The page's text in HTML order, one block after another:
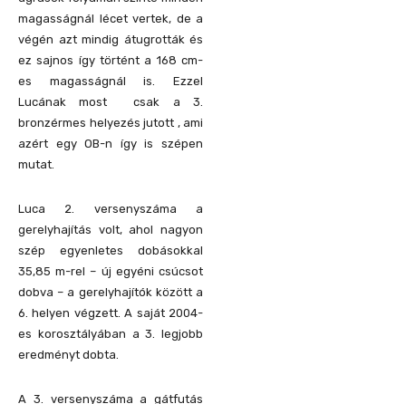
magasságnál lécet vertek, de a
végén azt mindig átugrották és
ez sajnos így történt a 168 cm-
es magasságnál is. Ezzel
Lucának most csak a 3.
bronzérmes helyezés jutott , ami
azért egy OB-n így is szépen
mutat.
Luca 2. versenyszáma a
gerelyhajítás volt, ahol nagyon
szép egyenletes dobásokkal
35,85 m-rel – új egyéni csúcsot
dobva – a gerelyhajítók között a
6. helyen végzett. A saját 2004-
es korosztályában a 3. legjobb
eredményt dobta.
A 3. versenyszáma a gátfutás